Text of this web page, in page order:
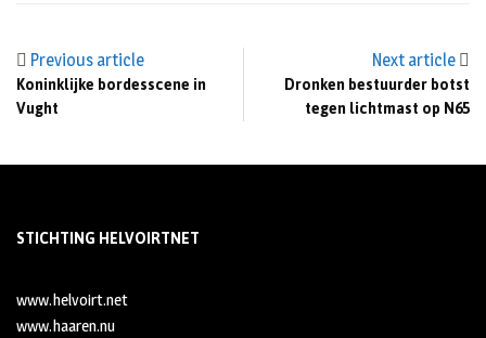
Previous article
Koninklijke bordesscene in
Vught
Next article
Dronken bestuurder botst
tegen lichtmast op N65
STICHTING HELVOIRTNET
www.helvoirt.net
www.haaren.nu